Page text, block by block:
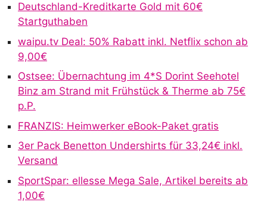
n
t
Deutschland-Kreditkarte Gold mit 60€
Startguthaben
waipu.tv Deal: 50% Rabatt inkl. Netflix schon ab
9,00€
Ostsee: Übernachtung im 4*S Dorint Seehotel
Binz am Strand mit Frühstück & Therme ab 75€
p.P.
FRANZIS: Heimwerker eBook-Paket gratis
3er Pack Benetton Undershirts für 33,24€ inkl.
Versand
SportSpar: ellesse Mega Sale, Artikel bereits ab
1,00€